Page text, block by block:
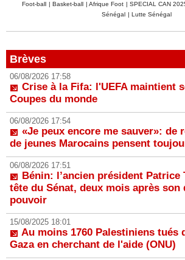
Foot-ball | Basket-ball | Afrique Foot | SPECIAL CAN
Sénégal | Lutte Sénégal
Brèves
06/08/2026 17:58
Crise à la Fifa: l'UEFA maintient
Coupes du monde
06/08/2026 17:54
«Je peux encore me sauver»: de
de jeunes Marocains pensent
06/08/2026 17:51
Bénin: l’ancien président Patrice
tête du Sénat, deux mois après son
pouvoir
15/08/2025 18:01
Au moins 1760 Palestiniens tués
Gaza en cherchant de l'aide (ONU)